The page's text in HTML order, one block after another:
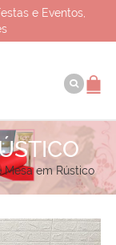
e Eventos,
Mesa em Rústico